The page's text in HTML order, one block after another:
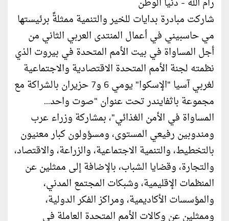
شاركت مبادرة بدايات للخير والتنمية ممثلةً برئيستها
مي حاسبيني في أعمال المنتدى العربي الثاني من
أجل المساواة في بيت الأمم المتحدة في بيروت الذي
نظمته لجنة الأمم المتحدة الاقتصادية والاجتماعية
لغربي آسيا "الإسكوا" يومي 6 و7 حزيران بالشراكة مع
مجموعة باثفايندر تحت عنوان "صوت واحد...
المساواة في الأمن الغذائي"، بمشاركة وزراء عرب
ومندوبين رفيعي المستوى، ومسؤولون كبار معنيون
بالتخطيط، والتنمية الاجتماعية، والزراعة، والاقتصاد،
والتجارة، وقضايا الشباب، بالإضافة إلى ممثلين عن
المنظمات الإقليمية، وشبكات المجتمع المدني،
والمؤسسات الأكاديمية، ومراكز الفكر الدولية،
وممثلين عن وكالات الأمم المتحدة العاملة في